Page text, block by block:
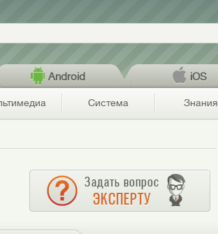
Android iOS
Система Знания
Задать вопрос
ЭКСПЕРТУ